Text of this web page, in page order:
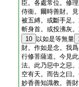
臣。各處常位。修
侍衞。爾時善財。
被五縛。或斷手足
斬身首。或投沸灰
10
以如是等無量
財。作如是念。我
行修菩薩道。今見
法。此乃惡中之惡
空有天。而告之曰
妙香善知識教。善